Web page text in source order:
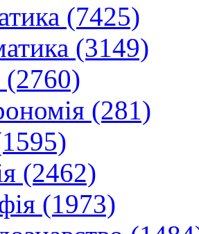
(7425)
(3149)
(2760)
(281)
(2462)
(1973)